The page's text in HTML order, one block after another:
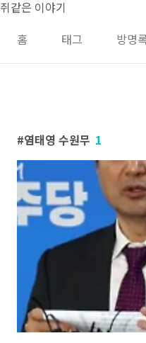
본문 바로가기
쥐같은 이야기
홈
태그 방명
염태영 수원무 1